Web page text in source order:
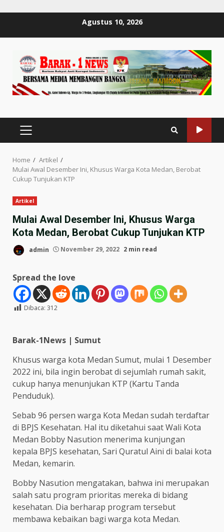
Agustus 10, 2026
PRIMARY
MENU
Home
Artikel
Mulai Awal Desember Ini, Khusus Warga Kota Medan, Berobat
Cukup Tunjukan KTP
Artikel
Mulai Awal Desember Ini, Khusus Warga
Kota Medan, Berobat Cukup Tunjukan KTP
admin November 29, 2022 2 min read
Spread the love
Dibaca: 312
Barak-1News | Sumut
Khusus warga kota Medan Sumut, mulai 1 Desember
2022 ini, bila ingin berobat di sejumlah rumah sakit,
cukup hanya menunjukan KTP (Kartu Tanda
Penduduk).
Sebab 96 persen warga Kota Medan sudah terdaftar
di BPJS Kesehatan. Hal itu diketahui saat Wali Kota
Medan Bobby Nasution menerima kunjungan
kepala BPJS kesehatan, Sari Quratul Aini di balai kota
Medan, kemarin.
Bobby Nasution mengatakan, bahwa ini merupakan
salah satu program prioritas mereka di bidang
kesehatan. Dia berharap program tersebut
membawa kebaikan bagi warga kota Medan.